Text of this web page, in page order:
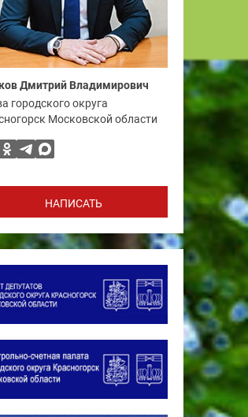
Дмитрий Владимирович
городского округа
Московской области
НАПИСАТЬ